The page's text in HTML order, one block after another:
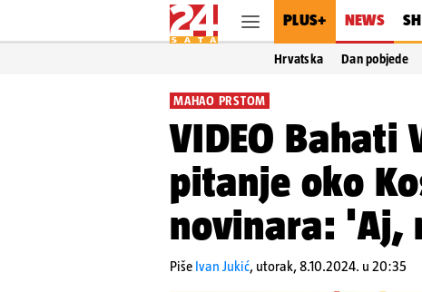
PLUS+ NEWS
Hrvatska Dan pobjede
MAHAO PRSTOM
VIDEO Bahati
pitanje oko
novinara: 'Aj,
Piše Ivan Jukić, utorak, 8.10.2024. u 20:35